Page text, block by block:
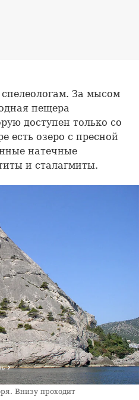
За мысом
пещера
доступен только со
есть озеро с пресной
натечные
и сталагмиты.
›
Внизу проходит